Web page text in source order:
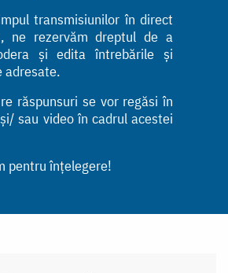
transmisiunilor în direct
ne rezervăm dreptul de a
și edita întrebările și
adresate.
răspunsuri se vor regăsi în
sau video în cadrul acestei
pentru înțelegere!